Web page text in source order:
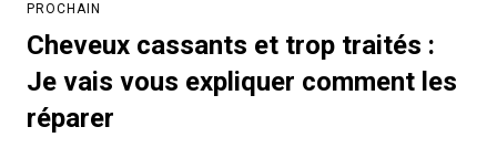
PROCHAIN
Article
suivant:
Cheveux cassants et trop traités :
Je vais vous expliquer comment les
réparer